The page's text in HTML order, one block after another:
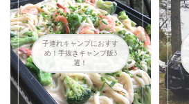
子連れキャンプにおすす
め！手抜きキャンプ飯3
選！